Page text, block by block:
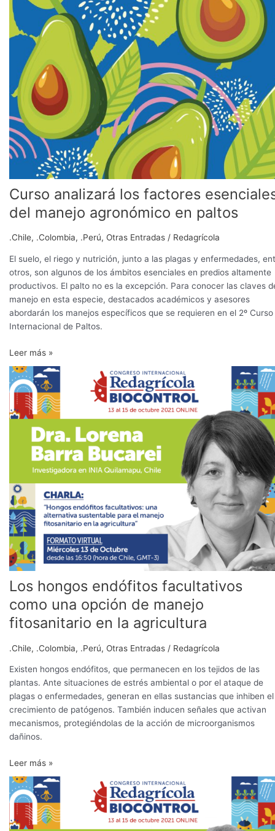
Curso analizará los factores
del manejo agronómico en paltos
.Chile, .Colombia, .Perú, Otras Entradas / Redagrícola
El suelo, el riego y nutrición, junto a las plagas y enfermedades,
otros, son algunos de los ámbitos esenciales en predios altamente
productivos. El palto no es la excepción. Para conocer las claves
manejo en esta especie, destacados académicos y asesores
abordarán los manejos específicos que se requieren en el 2º Curso
Internacional de Paltos.
los
factores
esenciales
manejo
agronómico
en
paltos
Leer más »
Los hongos endófitos facultativos
como una opción de manejo
fitosanitario en la agricultura
.Chile, .Colombia, .Perú, Otras Entradas / Redagrícola
Existen hongos endófitos, que permanecen en los tejidos de las
plantas. Ante situaciones de estrés ambiental o por el ataque de
plagas o enfermedades, generan en ellas sustancias que inhiben el
crecimiento de patógenos. También inducen señales que activan
mecanismos, protegiéndolas de la acción de microorganismos
dañinos.
Los
hongos
endófitos
facultativos
fitosanitario
en
la
agricultura
Leer más »
Todo
sobre
los
mitos